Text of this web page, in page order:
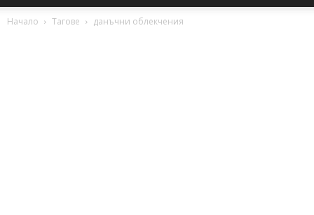
Начало Тагове данъчни облекчения